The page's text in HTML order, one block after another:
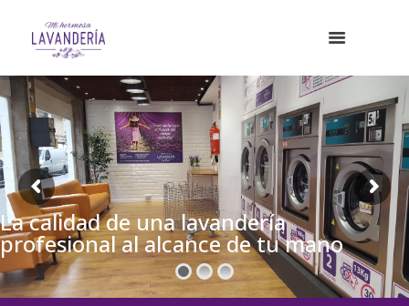
La calidad de una lavandería
profesional al alcance de tu mano